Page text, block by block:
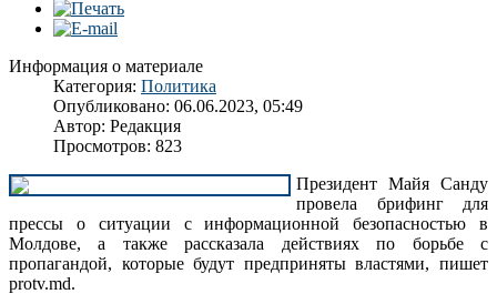
Информация о материале
Категория: Политика
Опубликовано: 06.06.2023, 05:49
Автор: Редакция
Просмотров: 823
Президент Майя Санду
провела брифинг для
прессы о ситуации с информационной безопасностью в
Молдове, а также рассказала действиях по борьбе с
пропагандой, которые будут предприняты властями, пишет
protv.md.